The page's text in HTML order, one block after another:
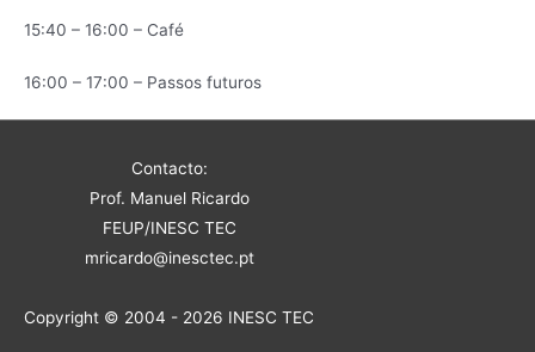
15:40 – 16:00 – Café
16:00 – 17:00 – Passos futuros
Contacto:
Prof. Manuel Ricardo
FEUP/INESC TEC
mricardo@inesctec.pt
Copyright © 2004 - 2026 INESC TEC